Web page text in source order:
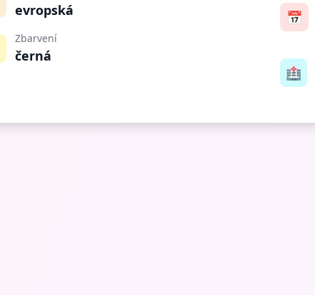
evropská
Zbarvení
černá
📅
🏥